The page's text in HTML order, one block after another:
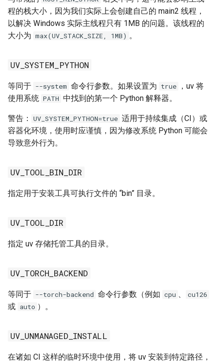
程的栈大小，因为我们实际上会创建自己的 main2 线程，
以解决 Windows 实际主线程只有 1MB 的问题。该线程的
大小为 max(UV_STACK_SIZE, 1MB) 。
UV_SYSTEM_PYTHON
等同于 --system 命令行参数。如果设置为 true
，uv 将
使用系统 PATH 中找到的第一个 Python 解释器。
警告： UV_SYSTEM_PYTHON=true 适用于持续集成（CI）或
容器化环境，使用时应谨慎，因为修改系统 Python 可能会
导致意外行为。
UV_TOOL_BIN_DIR
指定用于安装工具可执行文件的 “bin” 目录。
UV_TOOL_DIR
指定 uv 存储托管工具的目录。
UV_TORCH_BACKEND
等同于 --torch-backend 命令行参数（例如 cpu 、 cu126
或 auto ）。
UV_UNMANAGED_INSTALL
在诸如 CI 这样的临时环境中使用，将 uv 安装到特定路径，